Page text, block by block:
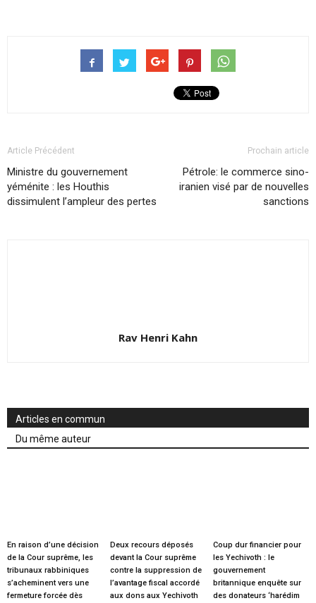
Article Précédent
Ministre du gouvernement
yéménite : les Houthis
dissimulent l’ampleur des pertes
Prochain article
Pétrole: le commerce sino-
iranien visé par de nouvelles
sanctions
Rav Henri Kahn
Articles en commun
Du même auteur
En raison d’une décision
de la Cour suprême, les
tribunaux rabbiniques
s’acheminent vers une
fermeture forcée dès
Deux recours déposés
devant la Cour suprême
contre la suppression de
l’avantage fiscal accordé
aux dons aux Yechivoth
Coup dur financier pour
les Yechivoth : le
gouvernement
britannique enquête sur
des donateurs ‘harédim